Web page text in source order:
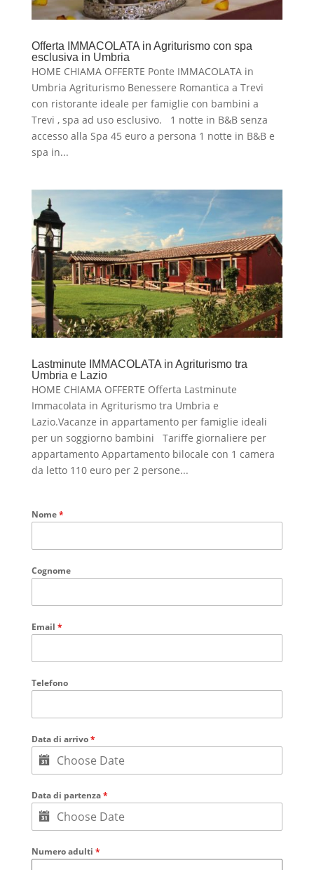
Offerta IMMACOLATA in Agriturismo con spa
esclusiva in Umbria
HOME CHIAMA OFFERTE Ponte IMMACOLATA in
Umbria Agriturismo Benessere Romantica a Trevi
con ristorante ideale per famiglie con bambini a
Trevi , spa ad uso esclusivo. 1 notte in B&B senza
accesso alla Spa 45 euro a persona 1 notte in B&B e
spa in...
Lastminute IMMACOLATA in Agriturismo tra
Umbria e Lazio
HOME CHIAMA OFFERTE Offerta Lastminute
Immacolata in Agriturismo tra Umbria e
Lazio.Vacanze in appartamento per famiglie ideali
per un soggiorno bambini Tariffe giornaliere per
appartamento Appartamento bilocale con 1 camera
da letto 110 euro per 2 persone...
Nome*
Cognome
Email *
Telefono
Data di arrivo*
Data di partenza*
Numero adulti *